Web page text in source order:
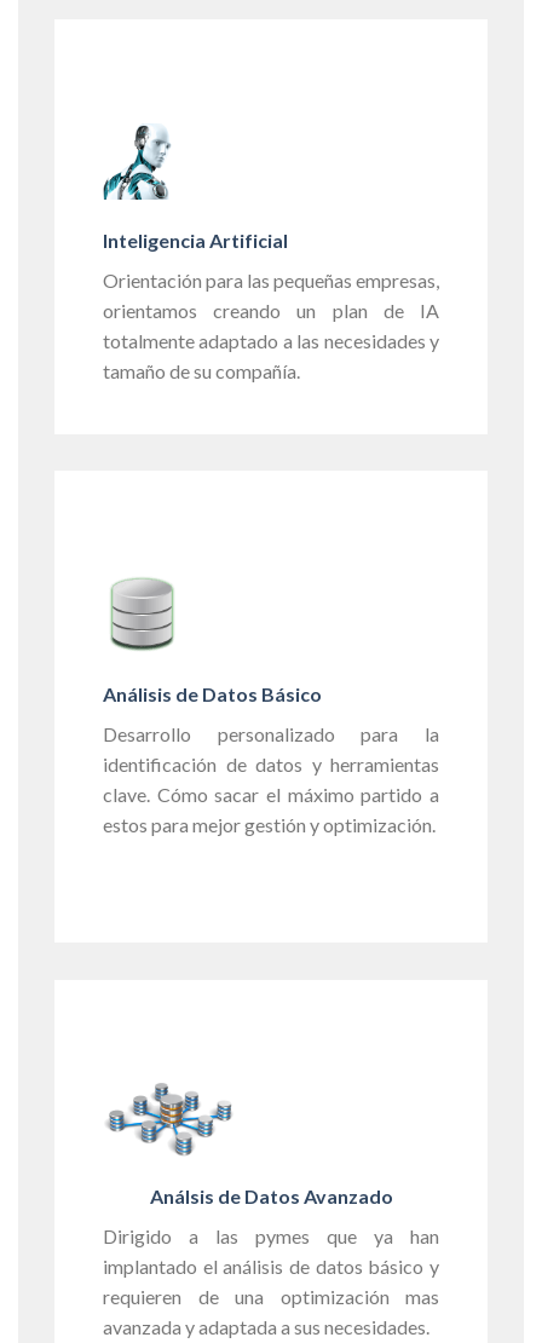
Inteligencia Artificial
Orientación para las pequeñas empresas,
orientamos creando un plan de IA
totalmente adaptado a las necesidades y
tamaño de su compañía.
Análisis de Datos Básico
Desarrollo personalizado para la
identificación de datos y herramientas
clave. Cómo sacar el máximo partido a
estos para mejor gestión y optimización.
Análsis de Datos Avanzado
Dirigido a las pymes que ya han
implantado el análisis de datos básico y
requieren de una optimización mas
avanzada y adaptada a sus necesidades.